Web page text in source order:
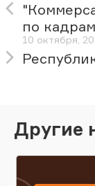
по кадрам
10 октября,
Другие